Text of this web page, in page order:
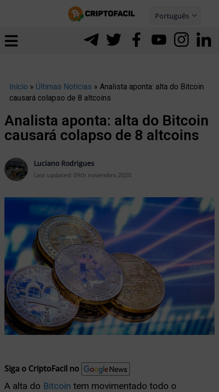
Português
Español
Início » Últimas Notícias » Analista aponta: alta do Bitcoin
causará colapso de 8 altcoins
Analista aponta: alta do Bitcoin
causará colapso de 8 altcoins
Luciano Rodrigues
Last updated: 09th novembro 2020
Siga o CriptoFacil no
A alta do Bitcoin tem movimentado todo o